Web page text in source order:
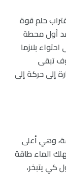
حلم قوة
أول محطة
بلازما
تبقى
إلى حركة إلى
وهي أعلى
الماء طاقة
كي يتبخر،